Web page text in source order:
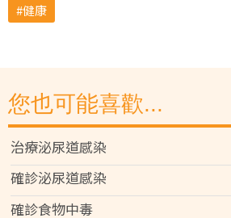
健康
您也可能喜歡...
治療泌尿道感染
確診泌尿道感染
確診食物中毒